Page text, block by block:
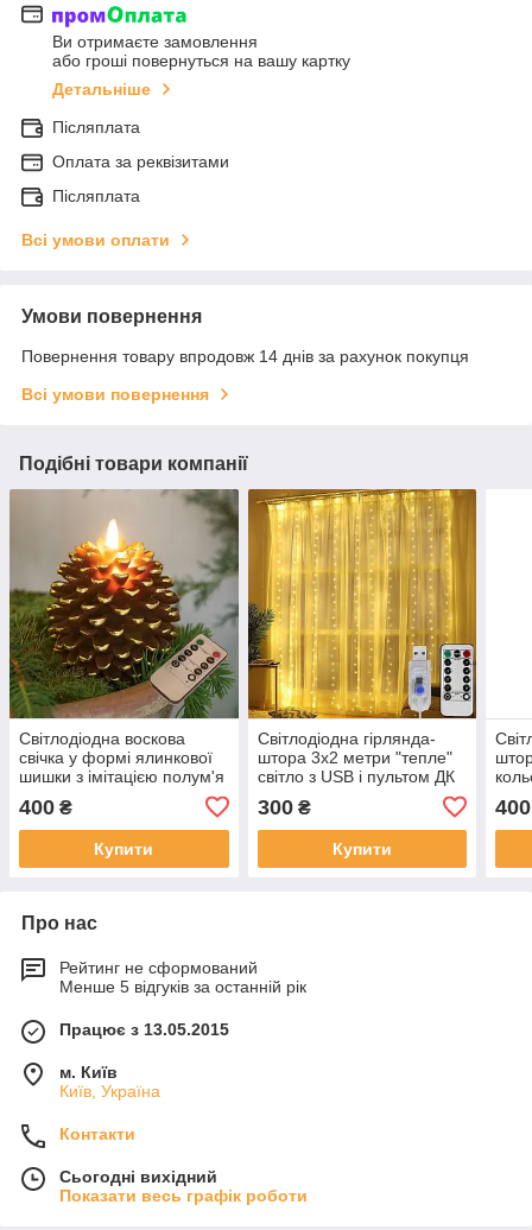
Ви отримаєте замовлення
або гроші повернуться на вашу картку
Детальніше
Післяплата
Оплата за реквізитами
Післяплата
Всі умови оплати
Умови повернення
Повернення товару впродовж 14 днів за рахунок покупця
Всі умови повернення
Подібні товари компанії
Світлодіодна воскова
свічка у формі ялинкової
шишки з імітацією полум'я
400 ₴
Купити
Світлодіодна гірлянда-
штора 3х2 метри "тепле"
світло з USB і пультом ДК
300₴
Купити
400
Про нас
Рейтинг не сформований
Менше 5 відгуків за останній рік
Працює з 13.05.2015
м. Київ
Київ, Україна
Контакти
Сьогодні вихідний
Показати весь графік роботи